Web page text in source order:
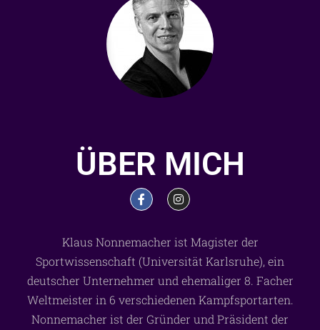
ÜBER MICH
Klaus Nonnemacher ist Magister der
Sportwissenschaft (Universität Karlsruhe), ein
deutscher Unternehmer und ehemaliger 8. Facher
Weltmeister in 6 verschiedenen Kampfsportarten.
Nonnemacher ist der Gründer und Präsident der